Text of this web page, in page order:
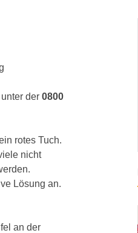
der 0800
rotes Tuch.
nicht
Lösung an.
an der